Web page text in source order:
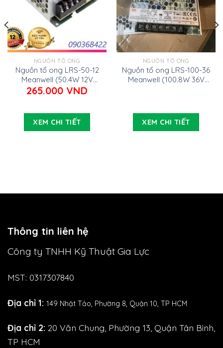
NGUỒN TỔ ONG
Nguồn tổ ong LRS-50-12
Meanwell (50.4W 12V
4.2A)
265.000 VND
XEM CHI TIẾT
NGUỒN TỔ ONG
Nguồn tổ ong LRS-100-36
Meanwell (100.8W 36V
XEM CHI TIẾT
Thông tin liên hệ
Công ty TNHH Kỹ Thuật Gia Lực
MST: 0317307840
Địa chỉ 1: 149 Nhật Tảo, Phường 8, Quận 10, TP HCM
Địa chỉ 2: 20 Văn Chung, Phường 13, Quận Tân Bình,
TP HCM